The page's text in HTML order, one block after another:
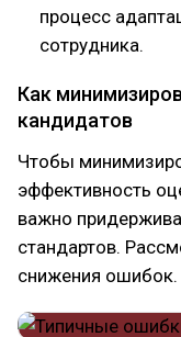
процесс
сотрудника.
Как
кандидатов
Чтобы
эффективность
важно
стандартов.
снижения ошибок.